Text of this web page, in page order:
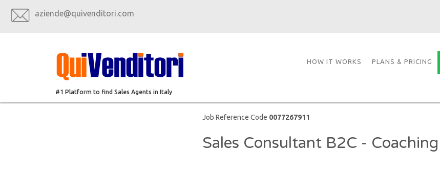
aziende@quivenditori.com
#1 Platform to find Sales Agents in Italy
HOW IT WORKS PLANS & PRICING
Job Reference Code 0077267911
Sales Consultant B2C -